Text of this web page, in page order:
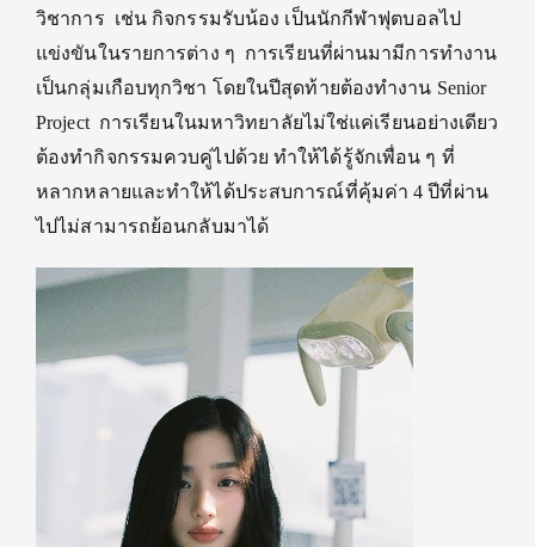
วิชาการ เช่น กิจกรรมรับน้อง เป็นนักกีฬาฟุตบอลไป
แข่งขันในรายการต่าง ๆ การเรียนที่ผ่านมามีการทำงาน
เป็นกลุ่มเกือบทุกวิชา โดยในปีสุดท้ายต้องทำงาน Senior
Project การเรียนในมหาวิทยาลัยไม่ใช่แค่เรียนอย่างเดียว
ต้องทำกิจกรรมควบคู่ไปด้วย ทำให้ได้รู้จักเพื่อน ๆ ที่
หลากหลายและทำให้ได้ประสบการณ์ที่คุ้มค่า 4 ปีที่ผ่าน
ไปไม่สามารถย้อนกลับมาได้